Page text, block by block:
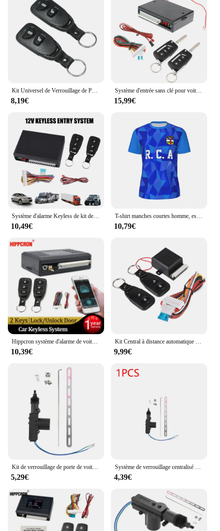
Kit Universel de Verrouillage de Porte de Voiture, Système d'Entrée Sans Clé avec 2 Télécommandes, 12V
8,19€
Système d'entrée sans clé pour voiture, kit de verrouillage centralisé, télécommande, VH13P
15,99€
Système d'alarme Keyless de kit de contrôle de serrure de porte centrale à distance de voiture à télécommande
10,49€
T-shirt manches courtes homme, estival et humoristique, avec drapeau de la république centrale et africaine imprimée en 3D, en maille, Harajuku, pour course à pied, vélo, Tennis, Fitness
10,79€
Hippcron système d'alarme de voiture système d'entrée sans clé verrouillage Central Kit Central à distance automatique application de verrouillage de porte avec télécommande
10,39€
Kit Central à distance automatique universel 12V, porte de voiture, fenêtre, camion, maître de levage, serrure de porte centrale à distance, système sans clé
9,99€
Kit de verrouillage de porte de voiture, système d'alarme d'entrée, télécommande automatique, centrale sans clé, 410, T245, pièces extérieures, fournitures de voiture personnelles
5,29€
Système de verrouillage centralisé à distance pour voiture à moteur, serrure de porte électrique, actionneur à 2/5 fils, système de sécurité d'alarme de véhicule automatique, 12V, 1-10 pièces
4,39€